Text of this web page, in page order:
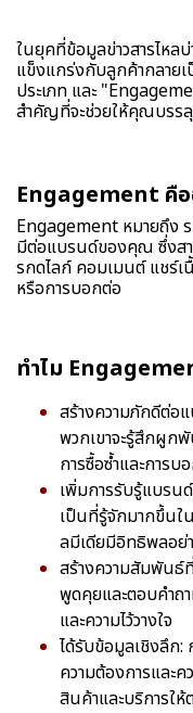
ในยุคที่ข้อมูลข่าวสารไหล
แข็งแกร่งกับลูกค้ากลาย
ประเภท และ
สำคัญที่จะช่วยให้คุณบรรลุ
Engagement คือ
Engagement หมายถึง
มีต่อแบรนด์ของคุณ ซึ่งสา
รกดไลก์ คอมเมนต์ แชร์เ
หรือการบอกต่อ
ทำไม
สร้างความภักดีต่อ
พวกเขาจะรู้สึกผูก
การซื้อซ้ำและการบ
เพิ่มการรับรู้แบรน
เป็นที่รู้จักมากขึ้นใ
ลมีเดียมีอิทธิพลอย่
สร้างความสัมพันธ์
พูดคุยและตอบคำถ
และความไว้วางใจ
ได้รับข้อมูลเชิงลึก:
ความต้องการและ
สินค้าและบริการใ